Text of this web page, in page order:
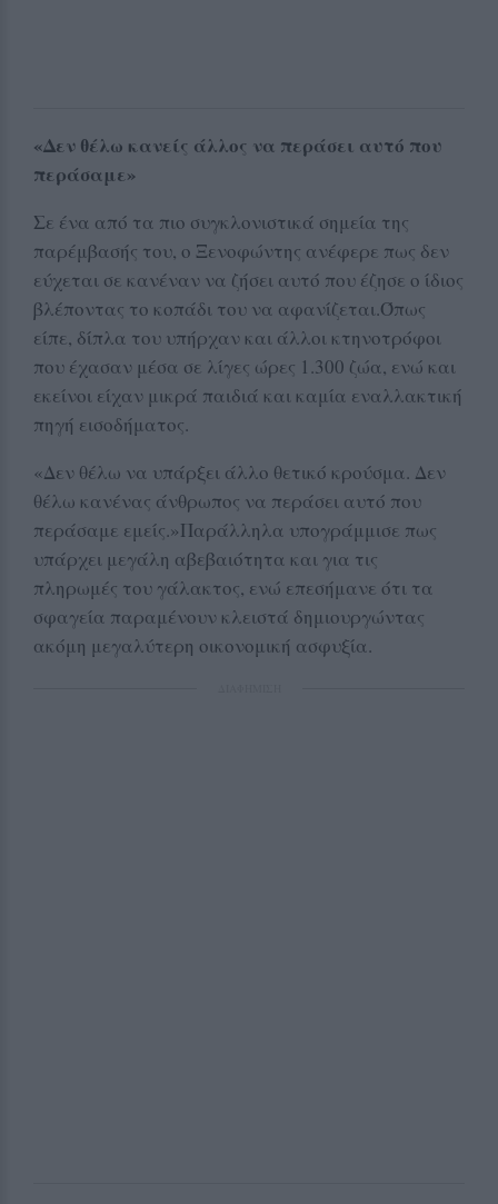
«Δεν θέλω κανείς άλλος να περάσει αυτό που
περάσαμε»
Σε ένα από τα πιο συγκλονιστικά σημεία της
παρέμβασής του, ο Ξενοφώντης ανέφερε πως δεν
εύχεται σε κανέναν να ζήσει αυτό που έζησε ο ίδιος
βλέποντας το κοπάδι του να αφανίζεται.Όπως
είπε, δίπλα του υπήρχαν και άλλοι κτηνοτρόφοι
που έχασαν μέσα σε λίγες ώρες 1.300 ζώα, ενώ και
εκείνοι είχαν μικρά παιδιά και καμία εναλλακτική
πηγή εισοδήματος.
«Δεν θέλω να υπάρξει άλλο θετικό κρούσμα. Δεν
θέλω κανένας άνθρωπος να περάσει αυτό που
περάσαμε εμείς.»Παράλληλα υπογράμμισε πως
υπάρχει μεγάλη αβεβαιότητα και για τις
πληρωμές του γάλακτος, ενώ επεσήμανε ότι τα
σφαγεία παραμένουν κλειστά δημιουργώντας
ακόμη μεγαλύτερη οικονομική ασφυξία.